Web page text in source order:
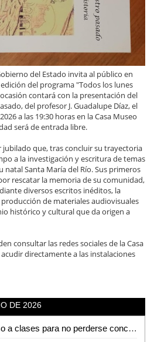
del Estado invita al público en
del programa "Todos los lunes
contará con la presentación del
del profesor J. Guadalupe Díaz, el
a las 19:30 horas en la Casa Museo
será de entrada libre.
jubilado que, tras concluir su trayectoria
a la investigación y escritura de temas
Santa María del Río. Sus primeros
rescatar la memoria de su comunidad,
diversos escritos inéditos, la
de materiales audiovisuales
histórico y cultural que da origen a
consultar las redes sociales de la Casa
directamente a las instalaciones
DE 2026
Fan pide retrasar regreso a clases para no perderse concierto de Los Tigres del Norte en la Fenapo